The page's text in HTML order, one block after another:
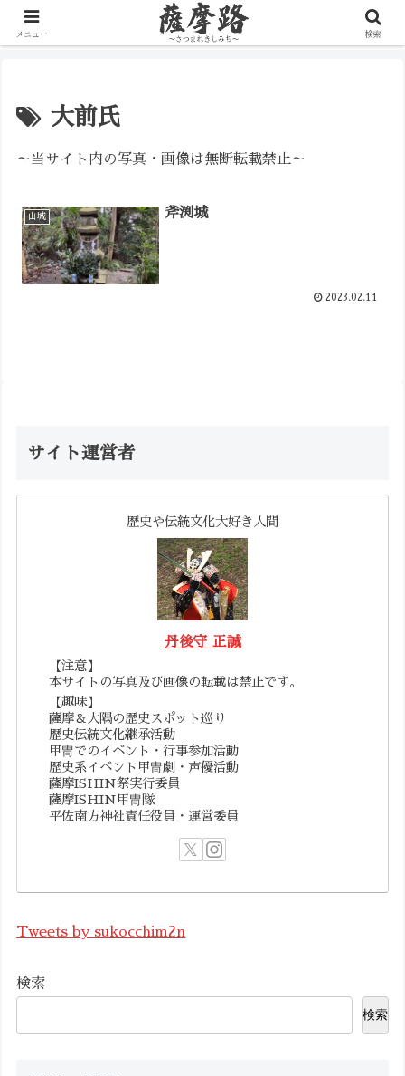
写真で辿る薩摩の歴史路
大前氏
～当サイト内の写真・画像は無断転載禁止～
山城 斧渕城
2023.02.11
サイト運営者
歴史や伝統文化大好き人間
丹後守 正誠
【注意】
本サイトの写真及び画像の転載は禁止です。
【趣味】
薩摩＆大隅の歴史スポット巡り
歴史伝統文化継承活動
甲冑でのイベント・行事参加活動
歴史系イベント甲冑劇・声優活動
薩摩ISHIN祭実行委員
薩摩ISHIN甲冑隊
平佐南方神社責任役員・運営委員
Tweets by sukocchim2n
検索
検索
メニュー 検索